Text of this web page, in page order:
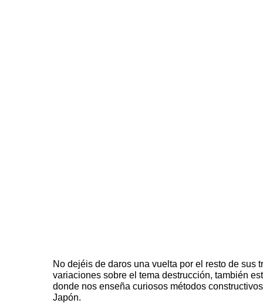
No dejéis de daros una vuelta por el resto de sus
variaciones sobre el tema destrucción, también
donde nos enseña curiosos métodos
Japón.